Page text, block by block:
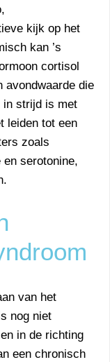
kijk op het
kan ’s
cortisol
avondwaarde die
in strijd is met
leiden tot een
zoals
en serotonine,
van het
nog niet
in de richting
een chronisch